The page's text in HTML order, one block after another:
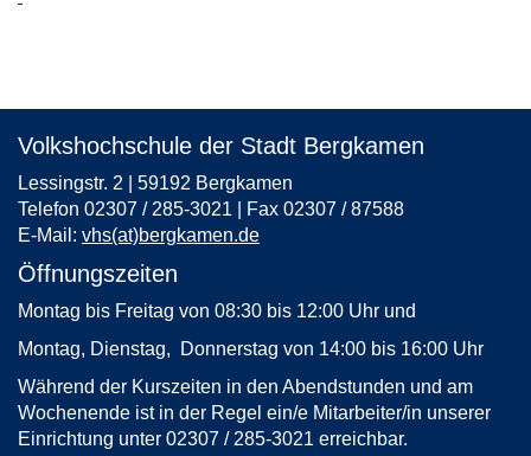
Volkshochschule der Stadt Bergkamen
Lessingstr. 2 | 59192 Bergkamen
Telefon 02307 / 285-3021 | Fax 02307 / 87588
E-Mail: vhs(at)bergkamen.de
Öffnungszeiten
Montag bis Freitag von 08:30 bis 12:00 Uhr und
Montag, Dienstag, Donnerstag von 14:00 bis 16:00 Uhr
Während der Kurszeiten in den Abendstunden und am
Wochenende ist in der Regel ein/e Mitarbeiter/in unserer
Einrichtung unter 02307 / 285-3021 erreichbar.